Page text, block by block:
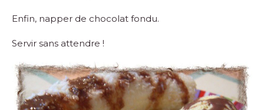
Enfin, napper de chocolat fondu.
Servir sans attendre !